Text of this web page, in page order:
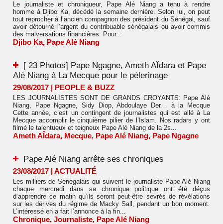
Le journaliste et chroniqueur, Pape Alé Niang a tenu à rendre
homme à Djibo Ka, décédé la semaine dernière. Selon lui, on peut
tout reprocher à l’ancien compagnon des président du Sénégal, sauf
avoir détourné l’argent du contribuable sénégalais ou avoir commis
des malversations financières. Pour...
Djibo Ka, Pape Alé Niang
[ 23 Photos] Pape Ngagne, Ameth AÎdara et Pape
Alé Niang à La Mecque pour le pèlerinage
29/08/2017 | PEOPLE & BUZZ
LES JOURNALISTES SONT DE GRANDS CROYANTS: Pape Alé
Niang, Pape Ngagne, Sidy Diop, Abdoulaye Der… à la Mecque
Cette année, c’est un contingent de journalistes qui est allé à La
Mecque accomplir le cinquième pilier de l’Islam. Nos radars y ont
filmé le talentueux et teigneux Pape Alé Niang de la 2s...
Ameth AÎdara, Mecque, Pape Alé Niang, Pape Ngagne
Pape Alé Niang arrête ses chroniques
23/08/2017 | ACTUALITÉ
Les milliers de Sénégalais qui suivent le journaliste Pape Alé Niang
chaque mercredi dans sa chronique politique ont été déçus
d’apprendre ce matin qu’ils seront peut-être sevrés de révélations
sur les dérives du régime de Macky Sall, pendant un bon moment.
L’intéressé en a fait l’annonce à la fin...
Chronique, Journaliste, Pape Alé Niang